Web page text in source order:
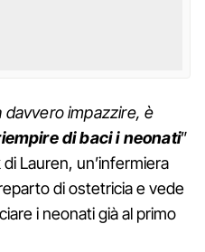
davvero impazzire, è
di baci i neonati”
Lauren, un’infermiera
di ostetricia e vede
i neonati già al primo